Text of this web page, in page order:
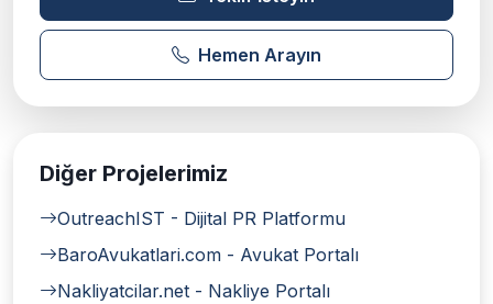
Hemen Arayın
Diğer Projelerimiz
OutreachIST - Dijital PR Platformu
BaroAvukatlari.com - Avukat Portalı
Nakliyatcilar.net - Nakliye Portalı